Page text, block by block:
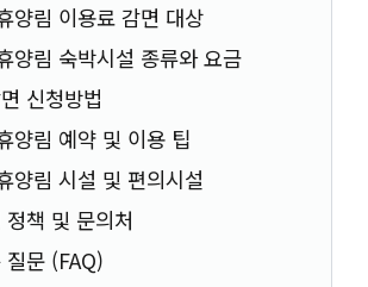
양림 이용료 감면 대상
양림 숙박시설 종류와 요금
신청방법
양림 예약 및 이용 팁
양림 시설 및 편의시설
책 및 문의처
문 (FAQ)